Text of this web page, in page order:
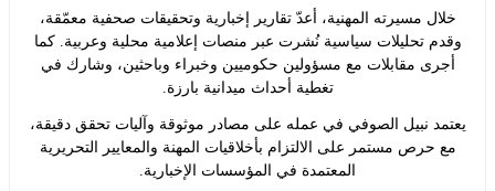
مسيرته المهنية، أعدّ تقارير إخبارية وتحقيقات صحفية معمّقة،
تحليلات سياسية نُشرت عبر منصات إعلامية محلية وعربية. كما
مقابلات مع مسؤولين حكوميين وخبراء وباحثين، وشارك في
تغطية أحداث ميدانية بارزة.
نبيل الصوفي في عمله على مصادر موثوقة وآليات تحقق دقيقة،
مستمر على الالتزام بأخلاقيات المهنة والمعايير التحريرية
المعتمدة في المؤسسات الإخبارية.